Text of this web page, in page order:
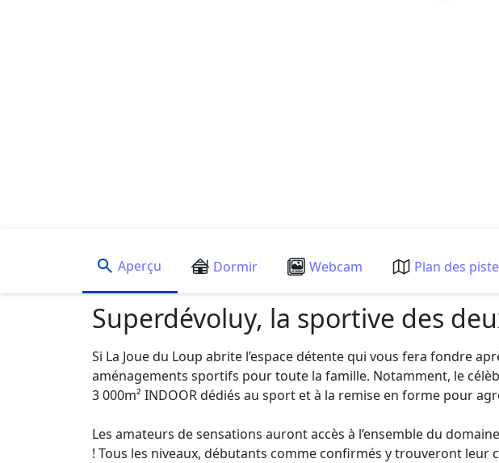
Aperçu Dormir Webcam Plan des
Superdévoluy, la sportive des
Si La Joue du Loup abrite l’espace détente qui vous fera fondre
aménagements sportifs pour toute la famille. Notamment, le
3 000m² INDOOR dédiés au sport et à la remise en forme pour
Les amateurs de sensations auront accès à l’ensemble du
! Tous les niveaux, débutants comme confirmés y trouveront leur